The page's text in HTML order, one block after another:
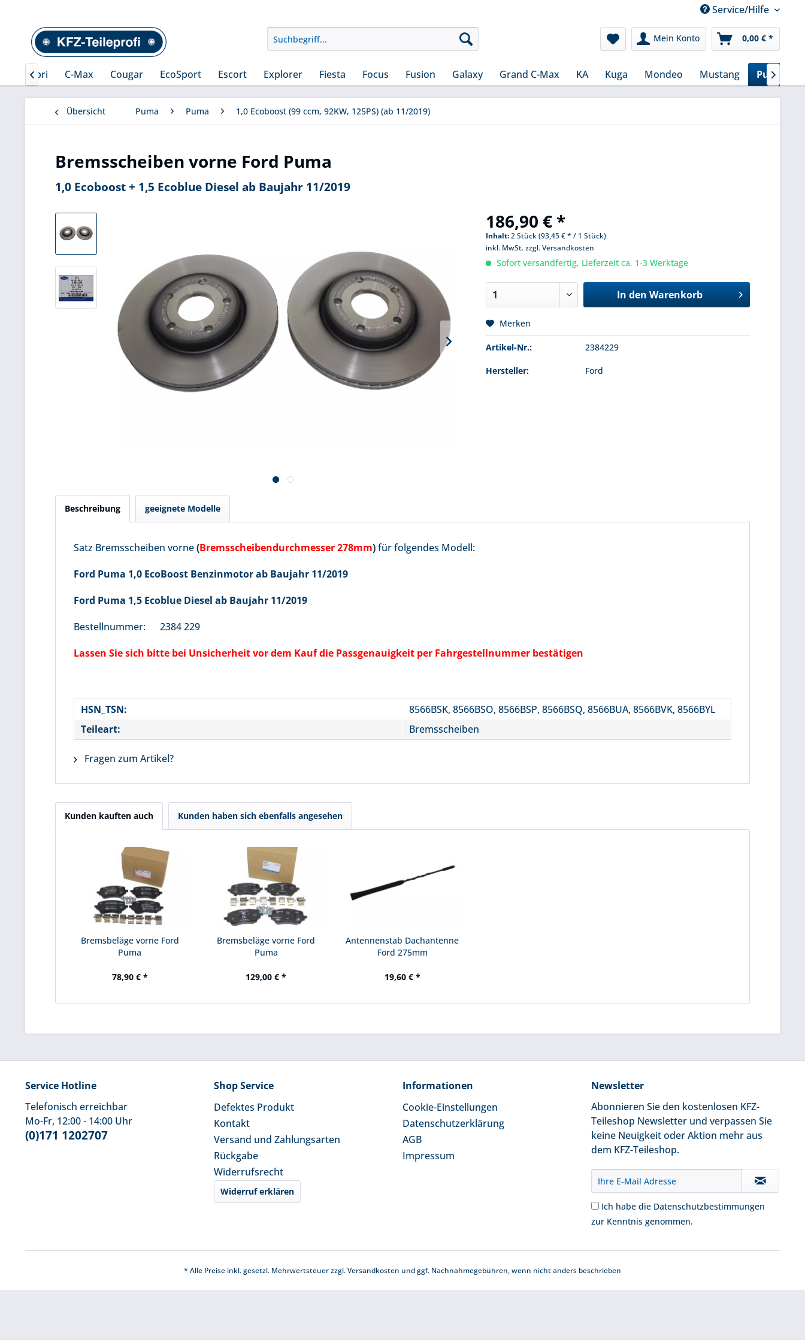
Service/Hilfe
Mein Konto 0,00 € *
Capri C-Max Cougar EcoSport Escort Explorer Fiesta Focus Fusion Galaxy Grand C-Max KA Kuga Mondeo Mustang Puma
 
Übersicht Puma Puma 1,0 Ecoboost (99 ccm, 92KW, 125PS) (ab 11/2019)
Bremsscheiben vorne Ford Puma
1,0 Ecoboost + 1,5 Ecoblue Diesel ab Baujahr 11/2019
186,90 € *
Inhalt:2 Stück (93,45 € * / 1 Stück)
inkl. MwSt.zzgl. Versandkosten
Sofort versandfertig, Lieferzeit ca. 1-3 Werktage
In den Warenkorb
Merken
Artikel-Nr.: 2384229
Hersteller: Ford
Beschreibung geeignete Modelle
Satz Bremsscheiben vorne(Bremsscheibendurchmesser 278mm)für folgendes Modell:
Ford Puma 1,0 EcoBoost Benzinmotor ab Baujahr 11/2019
Ford Puma 1,5 Ecoblue Diesel ab Baujahr 11/2019
Bestellnummer: 2384 229
Lassen Sie sich bitte bei Unsicherheit vor dem Kauf die Passgenauigkeit per Fahrgestellnummer bestätigen
HSN_TSN:
8566BSK, 8566BSO, 8566BSP, 8566BSQ, 8566BUA, 8566BVK, 8566BYL
Teileart:
Bremsscheiben
Fragen zum Artikel?
Kunden kauften auch Kunden haben sich ebenfalls angesehen
Bremsbeläge vorne Ford
Puma
78,90 € *
Bremsbeläge vorne Ford
Puma
129,00 € *
Antennenstab Dachantenne
Ford 275mm
19,60 € *
Service Hotline
Telefonisch erreichbar
Mo-Fr, 12:00 - 14:00 Uhr
(0)171 1202707
Shop Service
Defektes Produkt
Kontakt
Versand und Zahlungsarten
Rückgabe
Widerrufsrecht
Widerruf erklären
Informationen
Cookie-Einstellungen
Datenschutzerklärung
AGB
Impressum
Newsletter
Abonnieren Sie den kostenlosen KFZ-
Teileshop Newsletter und verpassen Sie
keine Neuigkeit oder Aktion mehr aus
dem KFZ-Teileshop.
Ich habe die Datenschutzbestimmungen
zur Kenntnis genommen.
* Alle Preise inkl. gesetzl. Mehrwertsteuer zzgl.Versandkosten und ggf. Nachnahmegebühren, wenn nicht anders beschrieben